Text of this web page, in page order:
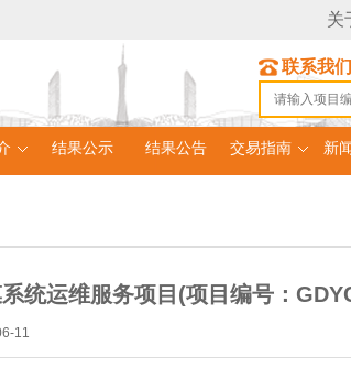
关
联系我们
结果公示 结果公告 交易指南 新
统运维服务项目(项目编号：
11